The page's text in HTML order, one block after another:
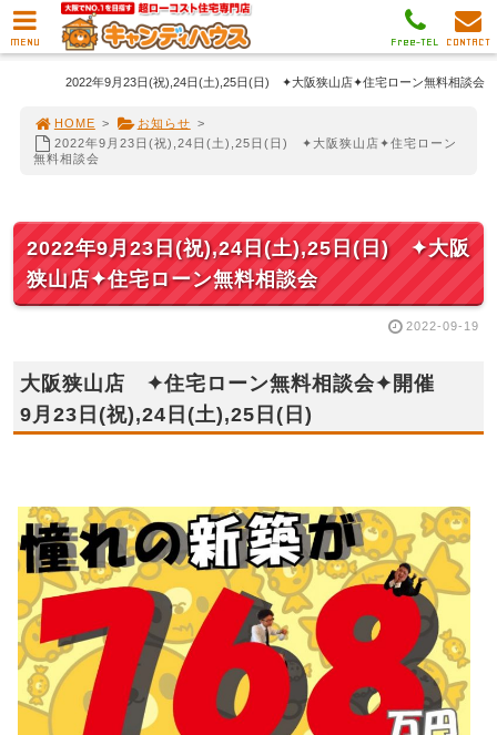
2022年9月23日(祝),24日(土),25日(日) ✦大阪狭山店✦住宅ローン無料相談会
HOME > お知らせ >
2022年9月23日(祝),24日(土),25日(日) ✦大阪狭山店✦住宅ローン
無料相談会
2022年9月23日(祝),24日(土),25日(日) ✦大阪
狭山店✦住宅ローン無料相談会
2022-09-19
大阪狭山店 ✦住宅ローン無料相談会✦開催
9月23日(祝),24日(土),25日(日)
MENU CONTACT
Free-TEL